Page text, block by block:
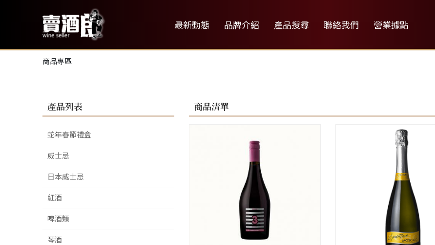
最新動態 品牌介紹 產品搜尋 聯絡我們 營業據點
商品專區
產品列表
蛇年春節禮盒
威士忌
日本威士忌
紅酒
啤酒類
琴酒
商品清單